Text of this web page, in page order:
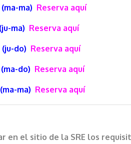
ma) Reserva aquí
ma) Reserva aquí
do) Reserva aquí
do) Reserva aquí
ma) Reserva aquí
en el sitio de la SRE los